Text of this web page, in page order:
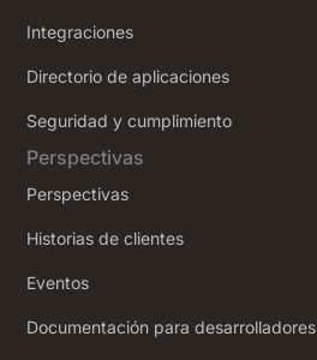
Integraciones
Directorio de aplicaciones
Seguridad y cumplimiento
Perspectivas
Perspectivas
Historias de clientes
Eventos
Documentación para desarrolladores